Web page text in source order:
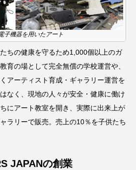
子機器を用いたアート
ちの健康を守るため1,000個以上のガ
育の場として完全無償の学校運営や、
アーティスト育成・ギャラリー運営を
なく、現地の人々が安全・健康に働け
にアート教室を開き、実際に出来上が
ラリーで販売。売上の10％を子供たち
JAPANの創業